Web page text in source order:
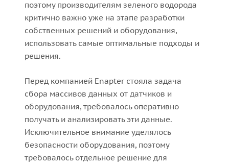
поэтому производителям зеленого водорода
критично важно уже на этапе разработки
собственных решений и оборудования,
использовать самые оптимальные подходы и
решения.
Перед компанией Enapter стояла задача
сбора массивов данных от датчиков и
оборудования, требовалось оперативно
получать и анализировать эти данные.
Исключительное внимание уделялось
безопасности оборудования, поэтому
требовалось отдельное решение для